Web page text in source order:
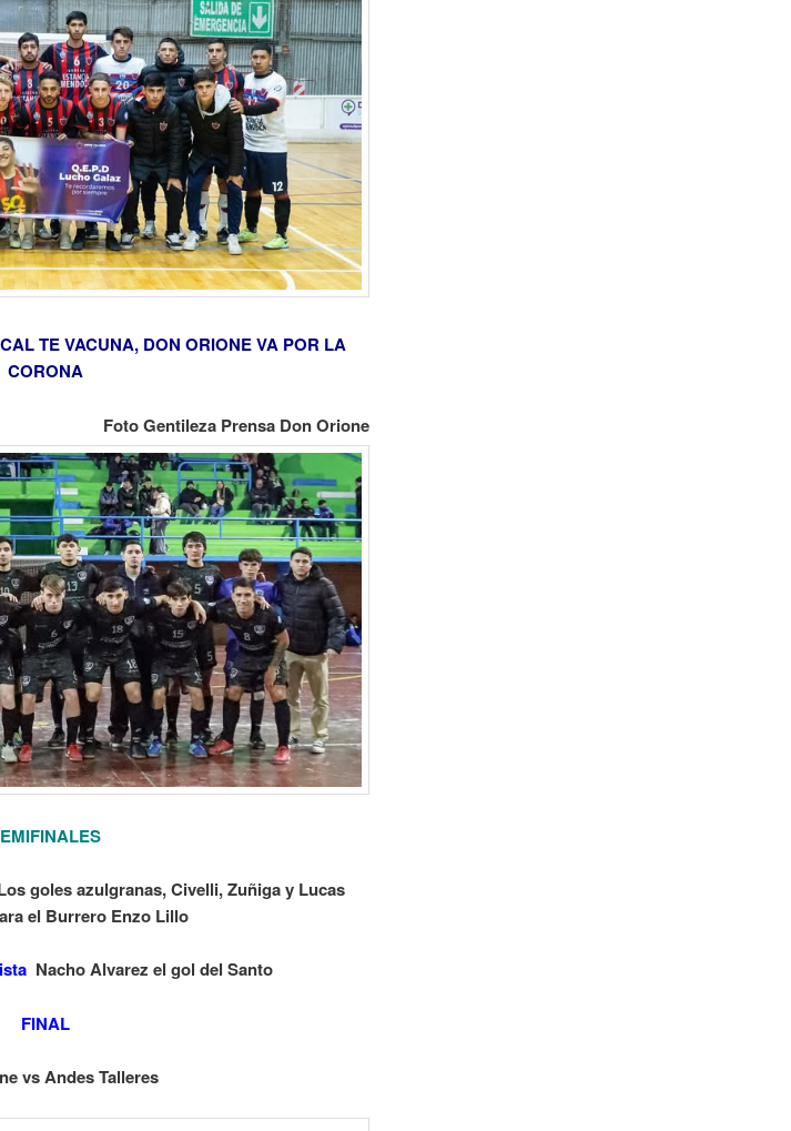
TE VACUNA, DON ORIONE VA POR LA
CORONA
Foto Gentileza Prensa Don Orione
goles azulgranas, Civelli, Zuñiga y Lucas
el Burrero Enzo Lillo
Nacho Alvarez el gol del Santo
FINAL
vs Andes Talleres